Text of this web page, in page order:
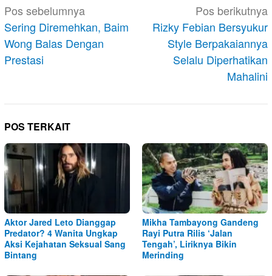
Navigasi
pos
Pos sebelumnya
Sering Diremehkan, Baim
Wong Balas Dengan
Prestasi
Pos berikutnya
Rizky Febian Bersyukur
Style Berpakaiannya
Selalu Diperhatikan
Mahalini
POS TERKAIT
Aktor Jared Leto Dianggap
Predator? 4 Wanita Ungkap
Aksi Kejahatan Seksual Sang
Bintang
Mikha Tambayong Gandeng
Rayi Putra Rilis ‘Jalan
Tengah’, Liriknya Bikin
Merinding